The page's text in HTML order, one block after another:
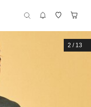
2 / 13